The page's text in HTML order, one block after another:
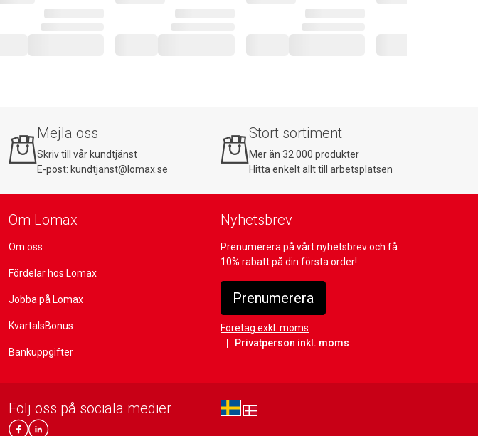
Mejla oss
Skriv till vår kundtjänst
E-post: kundtjanst@lomax.se
Stort sortiment
Mer än 32 000 produkter
Hitta enkelt allt till arbetsplatsen
Om Lomax
Om oss
Fördelar hos Lomax
Jobba på Lomax
KvartalsBonus
Bankuppgifter
Nyhetsbrev
Prenumerera på vårt nyhetsbrev och få
10% rabatt på din första order!
Prenumerera
Företag exkl. moms
Privatperson inkl. moms
Följ oss på sociala medier
Lomax DK Facebook
Lomax SE LinkIn
sv-SE
da-DK